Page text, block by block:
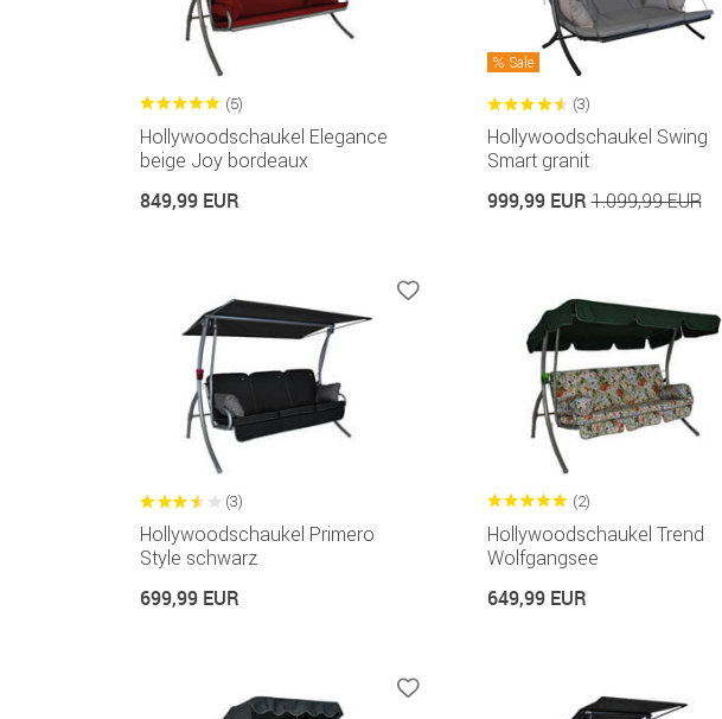
(5)
Hollywoodschaukel Elegance
beige Joy bordeaux
849,99 EUR
Sale
(3)
Hollywoodschaukel Swing
Smart granit
999,99 EUR1.099,99 EUR
(3)
Hollywoodschaukel Primero
Style schwarz
699,99 EUR
(2)
Hollywoodschaukel Trend
Wolfgangsee
649,99 EUR